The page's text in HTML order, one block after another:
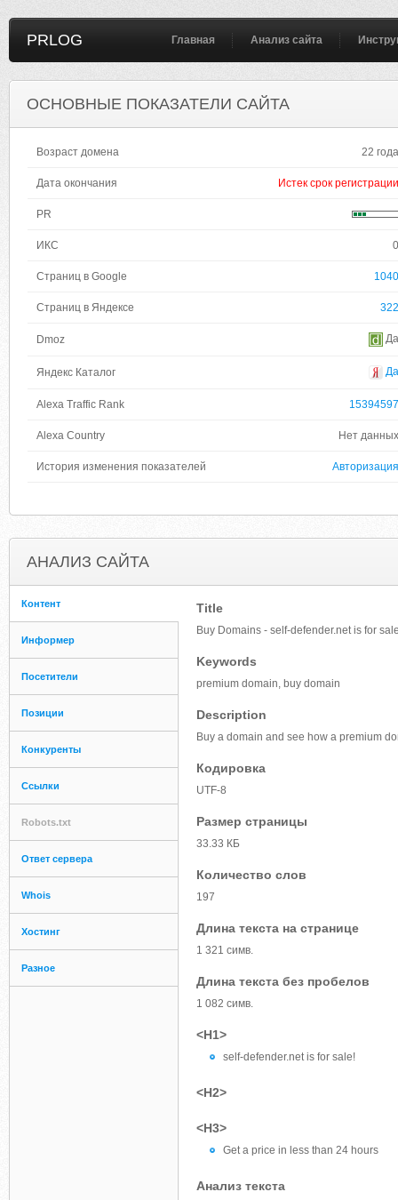
PRLOG Главная Анализ сайта
ОСНОВНЫЕ ПОКАЗАТЕЛИ САЙТА
Возраст домена 22 года
Дата окончания Истек срок регистрации
PR
ИКС 0
Страниц в Google 1040
Страниц в Яндексе 322
Dmoz Да
Яндекс Каталог Да
Alexa Traffic Rank 15394597
Alexa Country Нет данных
История изменения показателей Авторизация
АНАЛИЗ САЙТА
Контент
Информер
Посетители
Позиции
Конкуренты
Ссылки
Robots.txt
Ответ сервера
Whois
Хостинг
Разное
Title
Buy Domains - self-defender.net is for
Keywords
premium domain, buy domain
Description
Buy a domain and see how a premium
Кодировка
UTF-8
Размер страницы
33.33 КБ
Количество слов
197
Длина текста на странице
1 321 симв.
Длина текста без пробелов
1 082 симв.
<H1>
self-defender.net is for sale!
<H2>
<H3>
Get a price in less than 24 hours
Анализ текста